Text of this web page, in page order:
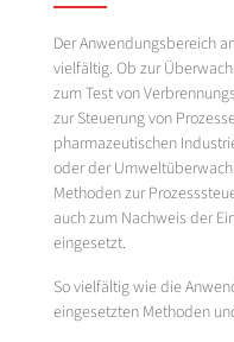
Der Anwendungsbereich
vielfältig. Ob zur
zum Test von
zur Steuerung von
pharmazeutischen
oder der
Methoden zur
auch zum Nachweis der
eingesetzt.
So vielfältig wie die
eingesetzten Methoden